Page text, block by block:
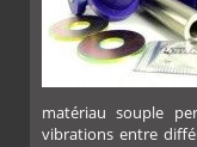
matériau souple
vibrations entre